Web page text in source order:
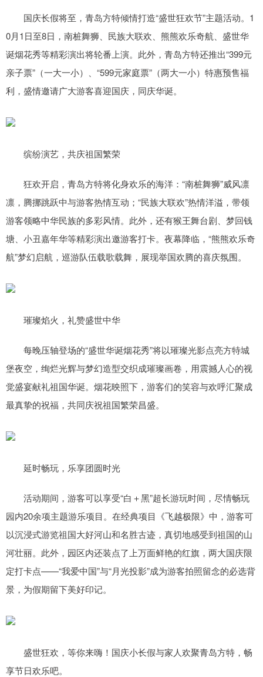
国庆长假将至，青岛方特倾情打造“盛世狂欢节”主题活动。1
0月1日至8日，南桩舞狮、民族大联欢、熊熊欢乐奇航、盛世华
诞烟花秀等精彩演出将轮番上演。此外，青岛方特还推出“399元
亲子票”（一大一小）、“599元家庭票”（两大一小）特惠预售福
利，盛情邀请广大游客喜迎国庆，同庆华诞。
缤纷演艺，共庆祖国繁荣
狂欢开启，青岛方特将化身欢乐的海洋：“南桩舞狮”威风凛
凛，腾挪跳跃中与游客热情互动；“民族大联欢”热情洋溢，带领
游客领略中华民族的多彩风情。此外，还有猴王舞台剧、梦回钱
塘、小丑嘉年华等精彩演出邀游客打卡。夜幕降临，“熊熊欢乐奇
航”梦幻启航，巡游队伍载歌载舞，展现举国欢腾的喜庆氛围。
璀璨焰火，礼赞盛世中华
每晚压轴登场的“盛世华诞烟花秀”将以璀璨光影点亮方特城
堡夜空，绚烂光辉与梦幻造型交织成璀璨画卷，用震撼人心的视
觉盛宴献礼祖国华诞。烟花映照下，游客们的笑容与欢呼汇聚成
最真挚的祝福，共同庆祝祖国繁荣昌盛。
延时畅玩，乐享团圆时光
活动期间，游客可以享受“白＋黑”超长游玩时间，尽情畅玩
园内20余项主题游乐项目。在经典项目《飞越极限》中，游客可
以沉浸式游览祖国大好河山和名胜古迹，真切地感受到祖国的山
河壮丽。此外，园区内还装点了上万面鲜艳的红旗，两大国庆限
定打卡点——“我爱中国”与“月光投影”成为游客拍照留念的必选背
景，为假期留下美好印记。
盛世狂欢，等你来嗨！国庆小长假与家人欢聚青岛方特，畅
享节日欢乐吧。